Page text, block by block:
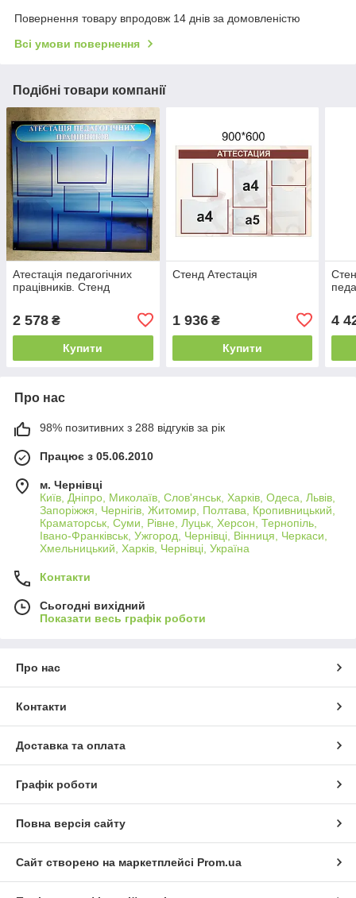
Повернення товару впродовж 14 днів за домовленістю
Всі умови повернення
Подібні товари компанії
Атестація педагогічних
працівників. Стенд
2 578 ₴
Купити
Стенд Атестація
1 936₴
Купити
4
Про нас
98% позитивних з 288 відгуків за рік
Працює з 05.06.2010
м. Чернівці
Київ, Дніпро, Миколаїв, Слов'янськ, Харків, Одеса, Львів,
Запоріжжя, Чернігів, Житомир, Полтава, Кропивницький,
Краматорськ, Суми, Рівне, Луцьк, Херсон, Тернопіль,
Івано-Франківськ, Ужгород, Чернівці, Вінниця, Черкаси,
Хмельницький, Харків, Чернівці, Україна
Контакти
Сьогодні вихідний
Показати весь графік роботи
Про нас
Контакти
Доставка та оплата
Графік роботи
Повна версія сайту
Сайт створено на маркетплейсі Prom.ua